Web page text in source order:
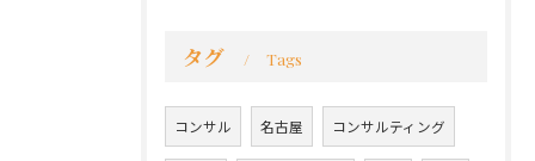
タグ Tags
コンサル 名古屋 コンサルティング